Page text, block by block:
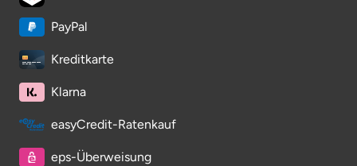
PayPal
Kreditkarte
Klarna
easyCredit-Ratenkauf
eps-Überweisung
Potsdam
Potsdam-Mittelmark
Prignitz
Regensburg